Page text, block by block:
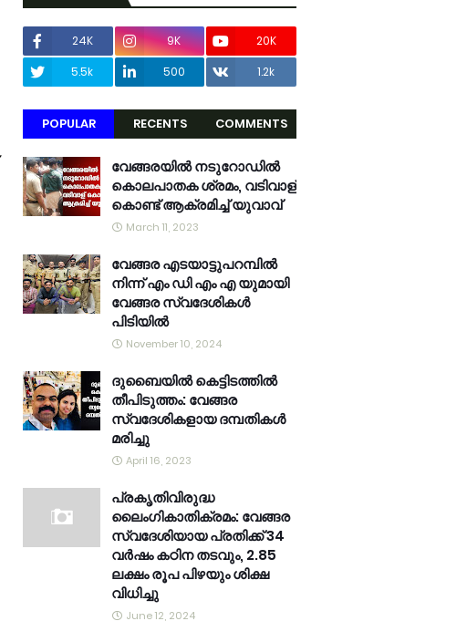
24K 9K
20K
5.5k
500 1.2k
POPULAR RECENTS COMMENTS
വേങ്ങരയിൽ നടുറോഡിൽ
കൊലപാതക ശ്രമം, വടിവാള്
കൊണ്ട് ആക്രമിച്ച് യുവാവ്
March 11, 2023
വേങ്ങര എടയാട്ടുപറമ്പിൽ
നിന്ന് എം ഡി എം എ യുമായി
വേങ്ങര സ്വദേശികൾ
പിടിയിൽ
November 10, 2024
ദുബൈയിൽ കെട്ടിടത്തിൽ
തീപിടുത്തം: വേങ്ങര
സ്വദേശികളായ ദമ്പതികൾ
മരിച്ചു
April 16, 2023
പ്രകൃതിവിരുദ്ധ
ലൈംഗികാതിക്രമം: വേങ്ങര
സ്വദേശിയായ പ്രതിക്ക് 34
വര്‍ഷം കഠിന തടവും, 2.85
ലക്ഷം രൂപ പിഴയും ശിക്ഷ
വിധിച്ചു
June 12, 2024